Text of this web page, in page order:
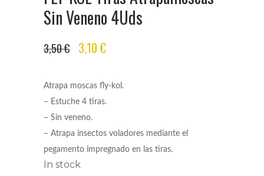
Sin Veneno 4Uds
3,50€
ORIGINAL
WAS:
3,50 €.
3,10 €
IS:
3,10 €.
Atrapa moscas fly-kol.
– Estuche 4 tiras.
– Sin veneno.
– Atrapa insectos voladores mediante el
pegamento impregnado en las tiras.
In stock